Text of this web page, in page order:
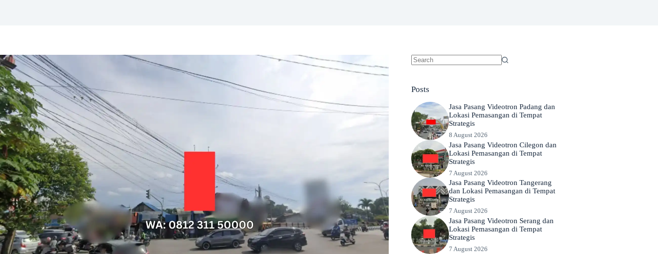
Posts
Jasa Pasang Videotron Padang dan
Lokasi Pemasangan di Tempat
Strategis
8 August 2026
Jasa Pasang Videotron Cilegon dan
Lokasi Pemasangan di Tempat
Strategis
7 August 2026
Jasa Pasang Videotron Tangerang
dan Lokasi Pemasangan di Tempat
Strategis
7 August 2026
Jasa Pasang Videotron Serang dan
Lokasi Pemasangan di Tempat
Strategis
7 August 2026